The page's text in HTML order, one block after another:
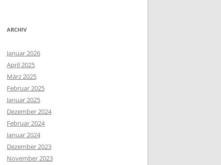
ARCHIV
Januar 2026
April 2025
März 2025
Februar 2025
Januar 2025
Dezember 2024
Februar 2024
Januar 2024
Dezember 2023
November 2023